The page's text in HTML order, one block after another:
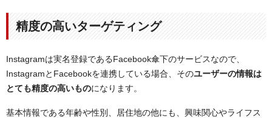
効果測定とPDCAサイクルの意識
まとめ：Instagram広告を活用してユーザーを獲得しよ
う
精度の高いターゲティング
Instagramは実名登録であるFacebook傘下のサービスなので、
InstagramとFacebookを連携している場合、そのユーザーの情報は
とても精度の高いものになります。
基本情報である年齢や性別、居住地の他にも、興味関心やライフス